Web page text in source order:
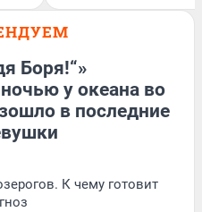
Боря!“»
у океана во
в последние
К чему готовит